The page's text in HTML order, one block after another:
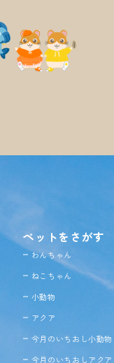
ペットをさがす
わんちゃん
ねこちゃん
小動物
アクア
今月のいちおし小動物
今月のいちおしアクア